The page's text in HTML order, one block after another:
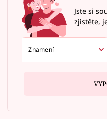
Jste si
zjistěte,